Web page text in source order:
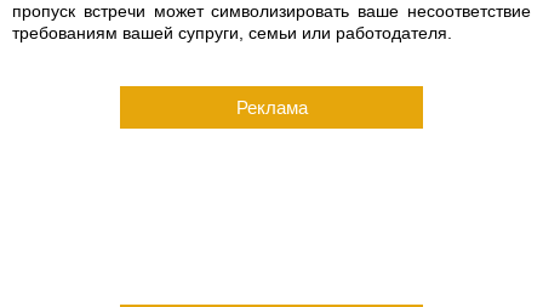
пропуск встречи может символизировать ваше несоответствие
требованиям вашей супруги, семьи или работодателя.
Реклама